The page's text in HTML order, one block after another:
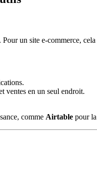
un site e-commerce,
ventes en un seul endroit.
comme Airtable pour